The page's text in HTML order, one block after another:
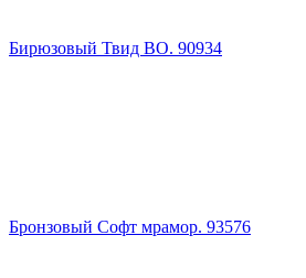
Бирюзовый Твид ВО. 90934
Бронзовый Софт мрамор. 93576